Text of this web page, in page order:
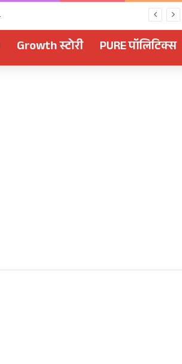
Growth स्टोरी PURE पॉलिटिक्स